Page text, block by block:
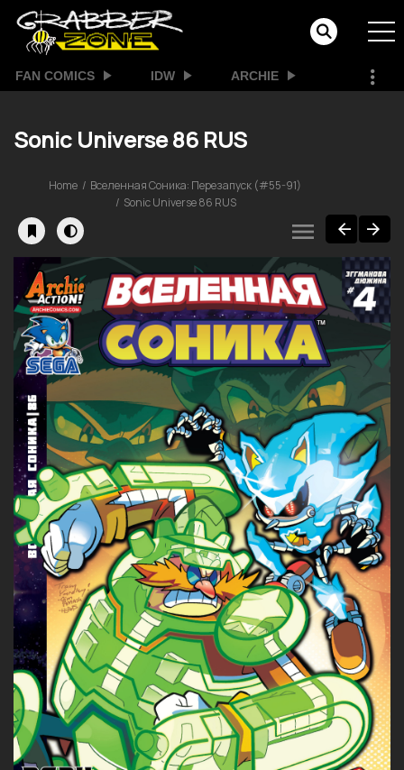
FAN COMICS IDW ARCHIE
Sonic Universe 86 RUS
Home
Вселенная Соника: Перезапуск (#55-91)
Sonic Universe 86 RUS